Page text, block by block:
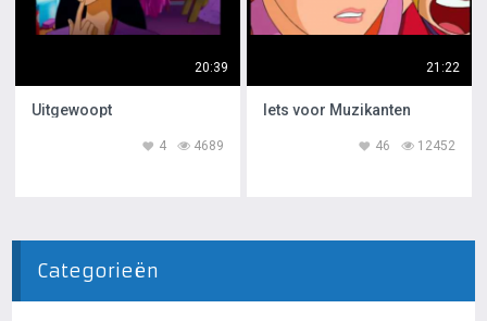
20:39
Uitgewoopt
4689
4
21:22
Iets voor Muzikanten
12452
46
Categorieën